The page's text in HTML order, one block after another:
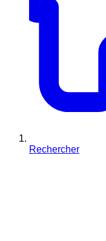
Rechercher